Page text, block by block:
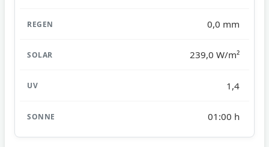
0,0 mm
239,0 W/m²
1,4
01:00 h